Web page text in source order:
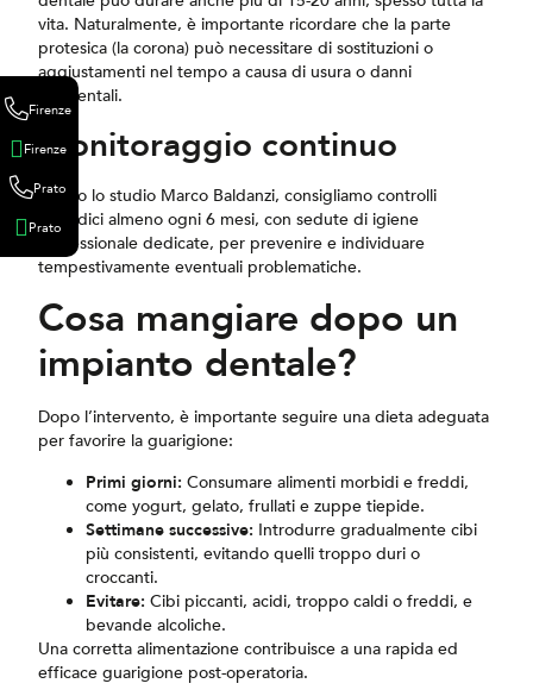
vita. Naturalmente, è importante ricordare che la parte
protesica (la corona) può necessitare di sostituzioni o
aggiustamenti nel tempo a causa di usura o danni
accidentali.
Monitoraggio continuo
Presso lo studio Marco Baldanzi, consigliamo controlli
periodici almeno ogni 6 mesi, con sedute di igiene
professionale dedicate, per prevenire e individuare
tempestivamente eventuali problematiche.
Cosa mangiare dopo un
impianto dentale?
Dopo l’intervento, è importante seguire una dieta adeguata
per favorire la guarigione:
Primi giorni: Consumare alimenti morbidi e freddi,
come yogurt, gelato, frullati e zuppe tiepide.
Settimane successive: Introdurre gradualmente cibi
più consistenti, evitando quelli troppo duri o
croccanti.
Evitare: Cibi piccanti, acidi, troppo caldi o freddi, e
bevande alcoliche.
Una corretta alimentazione contribuisce a una rapida ed
efficace guarigione post-operatoria.
Firenze
Firenze
Prato
Prato